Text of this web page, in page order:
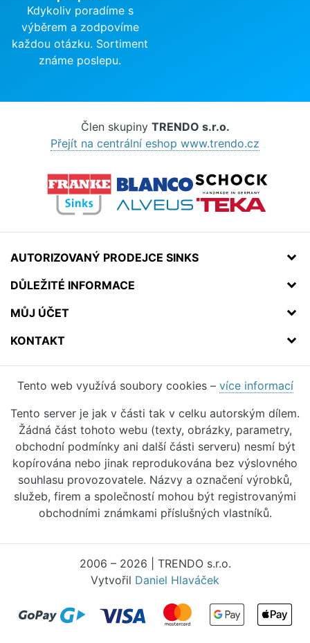
Kdykoliv poradíme s
výběrem a zodpovíme
každou otázku. Sortiment
známe poslepu.
Člen skupiny TRENDO s.r.o.
Přejít na centrální eshop www.trendo.cz
AUTORIZOVANÝ PRODEJCE SINKS
DŮLEŽITÉ INFORMACE
MŮJ ÚČET
KONTAKT
Tento web využívá soubory cookies – více informací
Tento server je jak v části tak v celku autorským dílem.
Žádná část tohoto webu (texty, obrázky, parametry,
obchodní podmínky ani další části serveru) nesmí být
kopírována nebo jinak reprodukována bez výslovného
souhlasu provozovatele. Názvy a označení výrobků,
služeb, firem a společností mohou být registrovanými
obchodními známkami příslušných vlastníků.
2006 – 2026 | TRENDO s.r.o.
Vytvořil Daniel Hlaváček